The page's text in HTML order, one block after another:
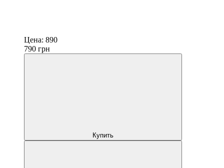
Цена: 890
790 грн
Купить